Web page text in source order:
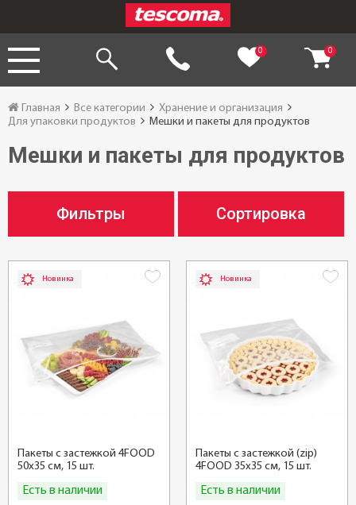
0 0
Главная Все категории
Хранение и организация
Для упаковки продуктов
Мешки и пакеты для продуктов
Мешки и пакеты для продуктов
Фильтры Сортировка
Новинка
Пакеты с застежкой 4FOOD
50х35 см, 15 шт.
Есть в наличии
Новинка
Пакеты с застежкой (zip)
4FOOD 35х35 см, 15 шт.
Есть в наличии